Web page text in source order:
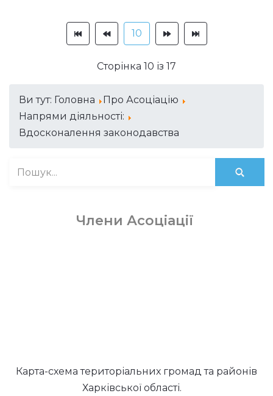
10
Сторінка 10 із 17
Ви тут: Головна
Про Асоціацію
Напрями діяльності:
Вдосконалення законодавства
Члени Асоціації
Карта-схема територіальних громад та районів
Харківської області.